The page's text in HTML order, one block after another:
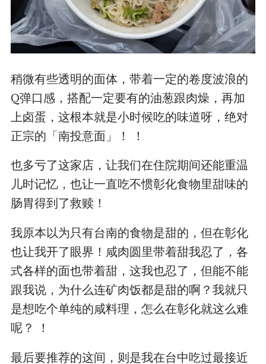
稍微有些透明的面体，带着一定的卷度波浪的
Q弹口感，搭配一定要有的油葱跟肉燥，再加
上卤蛋，这根本就是小时候吃的味道呀，绝对
正宗的「南投意面」！ ！
也多亏了这家店，让我们在住院期间还能重温
儿时记忆，也让一直吃不惯彰化食物里甜味的
肠胃得到了救赎！
我原本以为只有台南的食物是甜的，但在彰化
也让我开了眼界！咸肉圆里带着甜我忍了，各
式各样的面也带着甜，这我也忍了，但能不能
跟我说，为什么连矿肉饭都是甜的啊？我就只
是想吃个单纯的咸料理，怎么在彰化就这么难
呢？ ！
最后要推荐的这间，则是我在台中吃过最接近